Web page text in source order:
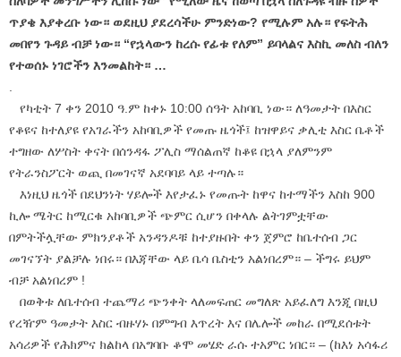
ጥያቄ እያቀረቡ ነው። ወደዚህ ያደረሳችሁ ምንድነው? የሚሉም አሉ። የፍትሕ
መበየን ጉዳይ ብቻ ነው። “የኋላውን ከረሱ የፊቱ የለም” ይባላልና እስኪ መለስ ብለን
የተወሰኑ ነገሮችን እንመልከት። …
የካቲት 7 ቀን 2010 ዓ.ም ከቀኑ 10:00 ሰዓት አከባቢ ነው። ለዓመታት በእስር
የቆዩና ከተለያዩ የአገራችን አከባቢዎች የመጡ ዜጎች፤ ከዝዋይና ቃሊቲ እስር ቤቶች
ተግዘው ለሦስት ቀናት በሰንዳፋ ፖሊስ ማሰልጠኛ ከቆዩ በኋላ ያለምንም
የትራንስፖርት ወጪ በመገናኛ አደባባይ ላይ ተጣሉ።
እነዚህ ዜጎች በደህንነት ሃይሎች እየታፈኑ የመጡት ከዋና ከተማችን እስከ 900
ኪሎ ሜትር ከሚርቁ አከባቢዎች ጭምር ሲሆን በቀላሉ ልትገምቷቸው
በምትችሏቸው ምክንያቶች አንዳንዶቹ ከተያዙበት ቀን ጀምሮ ከቤተሰብ ጋር
መገናኘት ያልቻሉ ነበሩ። በእጃቸው ላይ ቤሳ ቤስቲን አልነበረም። – ችግሩ ይህም
ብቻ አልነበረም !
በወቅቱ ለቤተሰብ ተጨማሪ ጭንቀት ላለመፍጠር መግለጽ አይፈለግ እንጂ በዚህ
የረዥም ዓመታት እስር ብዙሃኑ በምግብ እጥረት እና በሌሎች መከራ በሚደሰቱት
አሳሪዎች የሕክምና ክልከላ በአግባቡ ቆሞ መሄድ ራሱ ተአምር ነበር። – (ከእነ አሳፋሪ